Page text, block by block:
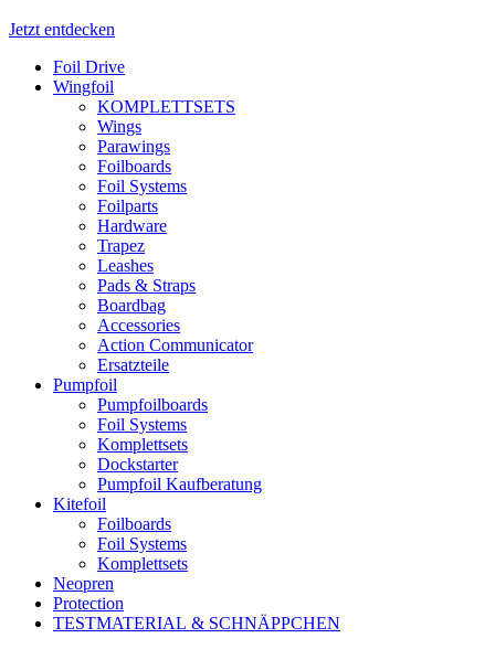
Jetzt entdecken
Foil Drive
Wingfoil
KOMPLETTSETS
Wings
Parawings
Foilboards
Foil Systems
Foilparts
Hardware
Trapez
Leashes
Pads & Straps
Boardbag
Accessories
Action Communicator
Ersatzteile
Pumpfoil
Pumpfoilboards
Foil Systems
Komplettsets
Dockstarter
Pumpfoil Kaufberatung
Kitefoil
Foilboards
Foil Systems
Komplettsets
Neopren
Protection
TESTMATERIAL & SCHNÄPPCHEN